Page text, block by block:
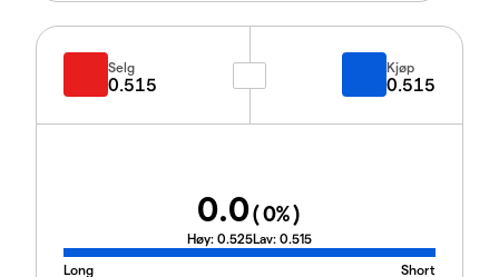
Selg
0.515
Kjøp
0.515
0.0(0%)
Høy: 0.525Lav: 0.515
Long
Short